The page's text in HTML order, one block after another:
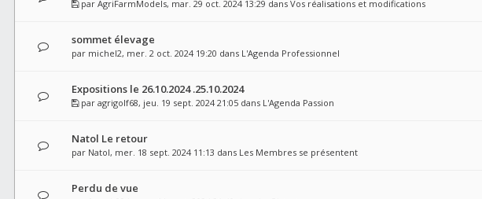
par AgriFarmModels, mar. 29 oct. 2024 13:29 dans Vos réalisations et modifications
sommet élevage
par michel2, mer. 2 oct. 2024 19:20 dans L'Agenda Professionnel
Expositions le 26.10.2024 .25.10.2024
par agrigolf68, jeu. 19 sept. 2024 21:05 dans L'Agenda Passion
Natol Le retour
par Natol, mer. 18 sept. 2024 11:13 dans Les Membres se présentent
Perdu de vue